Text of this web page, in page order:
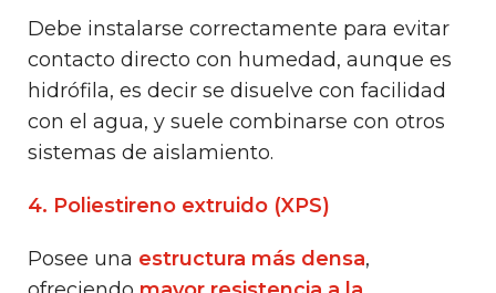
Debe instalarse correctamente para evitar
contacto directo con humedad, aunque es
hidrófila, es decir se disuelve con facilidad
con el agua, y suele combinarse con otros
sistemas de aislamiento.
4. Poliestireno extruido (XPS)
Posee una estructura más densa,